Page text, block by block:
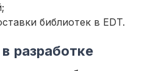
библиотек в EDT.
разработке